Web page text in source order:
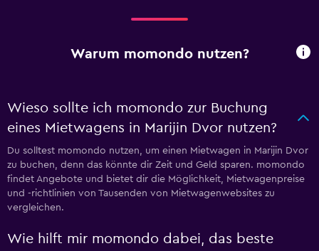
Warum momondo nutzen?
Wieso sollte ich momondo zur Buchung
eines Mietwagens in Marijin Dvor nutzen?
Du solltest momondo nutzen, um einen Mietwagen in Marijin Dvor
zu buchen, denn das könnte dir Zeit und Geld sparen. momondo
findet Angebote und bietet dir die Möglichkeit, Mietwagenpreise
und -richtlinien von Tausenden von Mietwagenwebsites zu
vergleichen.
Wie hilft mir momondo dabei, das beste